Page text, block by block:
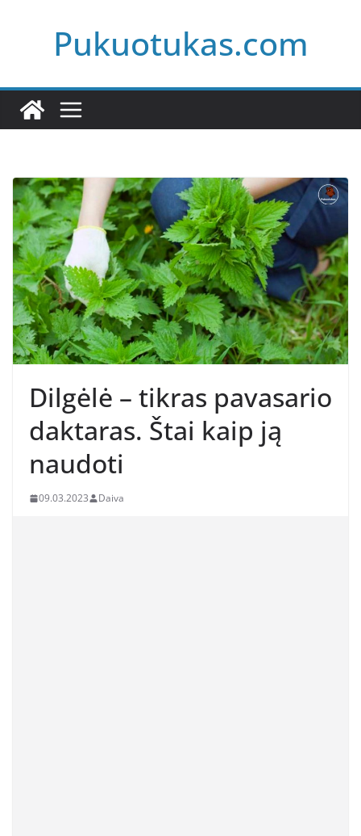
Pukuotukas.com
Dilgėlė – tikras pavasario
daktaras. Štai kaip ją
naudoti
09.03.2023 Daiva